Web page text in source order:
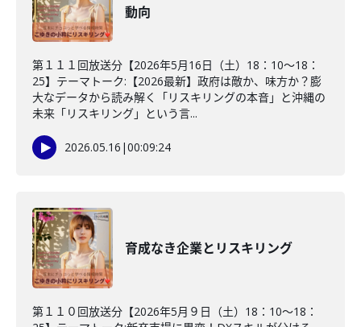
動向
第１１１回放送分【2026年5月16日（土）18：10～18：
25】テーマトーク:【2026最新】政府は敵か、味方か？膨
大なデータから読み解く「リスキリングの本音」と沖縄の
未来「リスキリング」という言...
2026.05.16 |00:09:24
育成なき企業とリスキリング
第１１０回放送分【2026年5月９日（土）18：10～18：